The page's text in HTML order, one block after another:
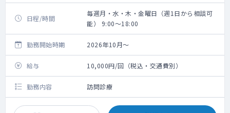
日程/時間
毎週月・水・木・金曜日（週1日から相談可
能） 9:00～18:00
勤務開始時期 2026年10月～
給与 10,000円/回（税込・交通費別）
勤務内容 訪問診療